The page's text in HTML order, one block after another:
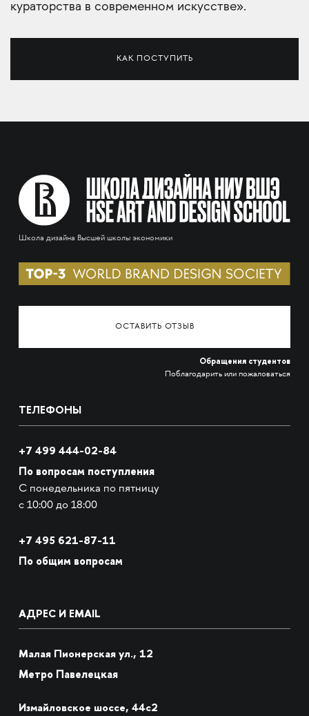
кураторства в современном искусстве».
КАК ПОСТУПИТЬ
Школа дизайна Высшей школы экономики
ОСТАВИТЬ ОТЗЫВ
Обращения студентов
Поблагодарить или пожаловаться
ТЕЛЕФОНЫ
+7 499 444-02-84
По вопросам поступления
С понедельника по пятницу
с 10:00 до 18:00
+7 495 621-87-11
По общим вопросам
АДРЕС И EMAIL
Малая Пионерская ул., 12
Метро Павелецкая
Измайловское шоссе, 44с2